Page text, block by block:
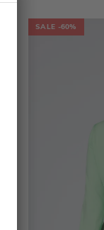
SALE -60%